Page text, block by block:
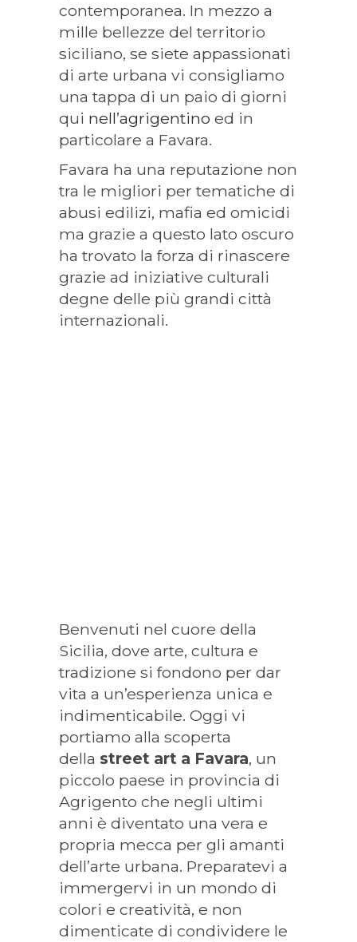
contemporanea. In mezzo a
mille bellezze del territorio
siciliano, se siete appassionati
di arte urbana vi consigliamo
una tappa di un paio di giorni
qui nell’agrigentino ed in
particolare a Favara.
Favara ha una reputazione non
tra le migliori per tematiche di
abusi edilizi, mafia ed omicidi
ma grazie a questo lato oscuro
ha trovato la forza di rinascere
grazie ad iniziative culturali
degne delle più grandi città
internazionali.
Benvenuti nel cuore della
Sicilia, dove arte, cultura e
tradizione si fondono per dar
vita a un’esperienza unica e
indimenticabile. Oggi vi
portiamo alla scoperta
della street art a Favara, un
piccolo paese in provincia di
Agrigento che negli ultimi
anni è diventato una vera e
propria mecca per gli amanti
dell’arte urbana. Preparatevi a
immergervi in un mondo di
colori e creatività, e non
dimenticate di condividere le